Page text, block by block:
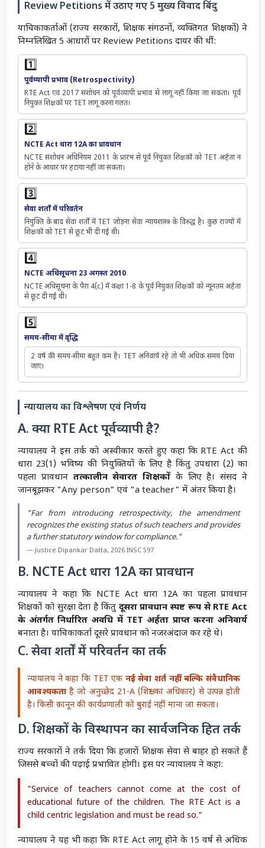
Review Petitions में उठाए गए 5 मुख्य विवाद बिंदु
याचिकाकर्ताओं (राज्य सरकारों, शिक्षक संगठनों, व्यक्तिगत शिक्षकों) ने
निम्नलिखित 5 आधारों पर Review Petitions दायर की थीं:
1️⃣
पूर्वव्यापी प्रभाव (Retrospectivity)
RTE Act एवं 2017 संशोधन को पूर्वव्यापी प्रभाव से लागू नहीं किया जा सकता। पूर्व
नियुक्त शिक्षकों पर TET लागू करना गलत।
2️⃣
NCTE Act धारा 12A का प्रावधान
NCTE संशोधन अधिनियम 2011 के प्रारंभ से पूर्व नियुक्त शिक्षकों को TET अर्हता न
होने के आधार पर हटाया नहीं जा सकता।
3️⃣
सेवा शर्तों में परिवर्तन
नियुक्ति के बाद सेवा शर्तों में TET जोड़ना सेवा न्यायशास्त्र के विरुद्ध है। कुछ राज्यों में
शिक्षकों को TET से छूट भी दी गई थी।
4️⃣
NCTE अधिसूचना 23 अगस्त 2010
NCTE अधिसूचना के पैरा 4(c) में कक्षा 1-8 के पूर्व नियुक्त शिक्षकों को न्यूनतम अर्हता
से छूट दी गई थी।
5️⃣
समय-सीमा में वृद्धि
2 वर्ष की समय-सीमा बहुत कम है। TET अनिवार्य रहे तो भी अधिक समय दिया
जाए।
न्यायालय का विश्लेषण एवं निर्णय
A. क्या RTE Act पूर्वव्यापी है?
न्यायालय ने इस तर्क को अस्वीकार करते हुए कहा कि RTE Act की
धारा 23(1) भविष्य की नियुक्तियों के लिए है किंतु उपधारा (2) का
पहला प्रावधान तत्कालीन सेवारत शिक्षकों के लिए है। संसद ने
जानबूझकर "Any person" एवं "a teacher" में अंतर किया है।
"Far from introducing retrospectivity, the amendment
recognizes the existing status of such teachers and provides
a further statutory window for compliance."
— Justice Dipankar Datta, 2026 INSC 597
B. NCTE Act धारा 12A का प्रावधान
न्यायालय ने कहा कि NCTE Act धारा 12A का पहला प्रावधान
शिक्षकों को सुरक्षा देता है किंतु दूसरा प्रावधान स्पष्ट रूप से RTE Act
के अंतर्गत निर्धारित अवधि में TET अर्हता प्राप्त करना अनिवार्य
बनाता है। याचिकाकर्ता दूसरे प्रावधान को नजरअंदाज कर रहे थे।
C. सेवा शर्तों में परिवर्तन का तर्क
न्यायालय ने कहा कि TET एक नई सेवा शर्त नहीं बल्कि संवैधानिक
आवश्यकता है जो अनुच्छेद 21-A (शिक्षा का अधिकार) से उत्पन्न होती
है। किसी क़ानून की कार्यप्रणाली को बुराई नहीं माना जा सकता।
D. शिक्षकों के विस्थापन का सार्वजनिक हित तर्क
राज्य सरकारों ने तर्क दिया कि हजारों शिक्षक सेवा से बाहर हो सकते हैं
जिससे बच्चों की पढ़ाई प्रभावित होगी। इस पर न्यायालय ने कहा:
"Service of teachers cannot come at the cost of
educational future of the children. The RTE Act is a
child centric legislation and must be read so."
न्यायालय ने यह भी कहा कि RTE Act लागू होने के 15 वर्ष से अधिक